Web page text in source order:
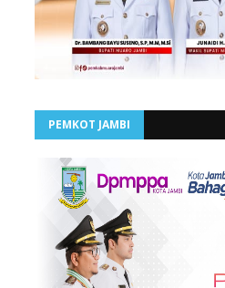
PEMKOT JAMBI